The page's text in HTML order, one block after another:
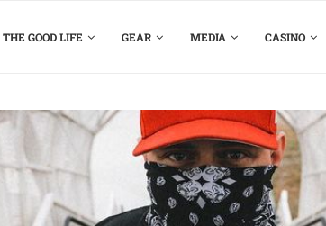
THE GOOD LIFE GEAR MEDIA CASINO